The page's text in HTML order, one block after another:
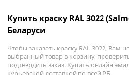
Купить краску RAL 3022
Беларуси
Чтобы заказать краску RAL 3022, Вам
выбранный товар в корзину,
подтвердить заказ. Купить онлайн
курьерской доставкой по всей РБ.